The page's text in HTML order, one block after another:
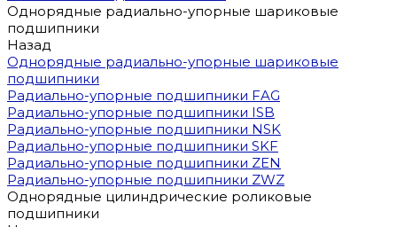
Однорядные радиально-упорные шариковые
подшипники
Назад
Однорядные радиально-упорные шариковые
подшипники
Радиально-упорные подшипники FAG
Радиально-упорные подшипники ISB
Радиально-упорные подшипники NSK
Радиально-упорные подшипники SKF
Радиально-упорные подшипники ZEN
Радиально-упорные подшипники ZWZ
Однорядные цилиндрические роликовые
подшипники